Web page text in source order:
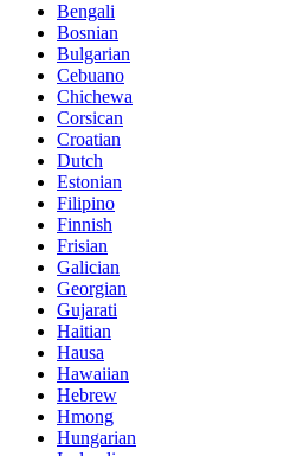
Bengali
Bosnian
Bulgarian
Cebuano
Chichewa
Corsican
Croatian
Dutch
Estonian
Filipino
Finnish
Frisian
Galician
Georgian
Gujarati
Haitian
Hausa
Hawaiian
Hebrew
Hmong
Hungarian